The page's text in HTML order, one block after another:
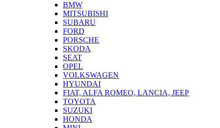
BMW
MITSUBISHI
SUBARU
FORD
PORSCHE
SKODA
SEAT
OPEL
VOLKSWAGEN
HYUNDAI
FIAT, ALFA ROMEO, LANCIA, JEEP
TOYOTA
SUZUKI
HONDA